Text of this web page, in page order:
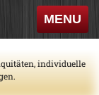
Toggle
MENU
individuelle